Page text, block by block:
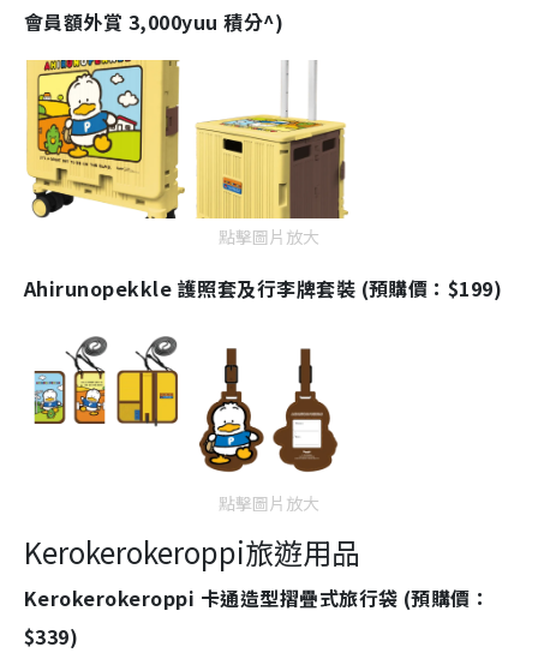
會員額外賞 3,000yuu 積分^)
點擊圖片放大
Ahirunopekkle 護照套及行李牌套裝 (預購價：$199)
點擊圖片放大
Kerokerokeroppi旅遊用品
Kerokerokeroppi 卡通造型摺疊式旅行袋 (預購價：
$339)